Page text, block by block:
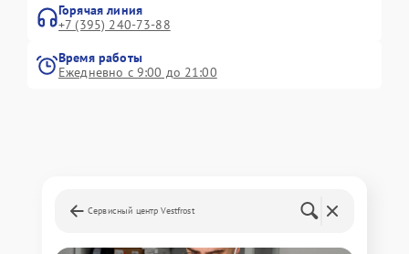
Горячая линия
+7 (395) 240-73-88
Время работы
Ежедневно с 9:00 до 21:00
Сервисный центр Vestfrost